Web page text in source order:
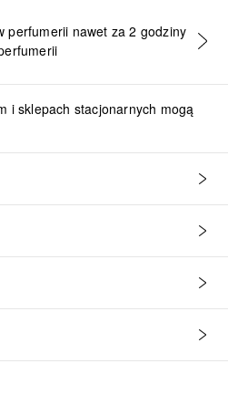
DO KOSZYKA
perfumerii nawet za 2 godziny
i sklepach stacjonarnych mogą